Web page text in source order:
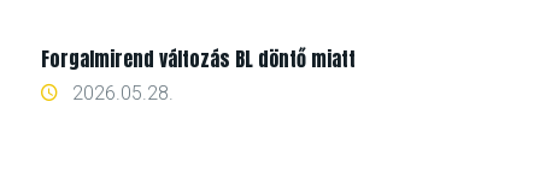
Forgalmirend változás BL döntő miatt
2026.05.28.